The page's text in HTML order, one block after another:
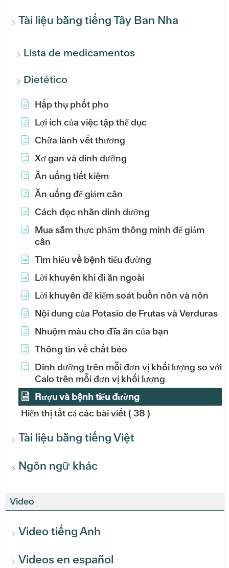
Tài liệu bằng tiếng Tây Ban Nha
Lista de medicamentos
Dietético
Hấp thụ phốt pho
Lợi ích của việc tập thể dục
Chữa lành vết thương
Xơ gan và dinh dưỡng
Ăn uống tiết kiệm
Ăn uống để giảm cân
Cách đọc nhãn dinh dưỡng
Mua sắm thực phẩm thông minh để giảm
cân
Tìm hiểu về bệnh tiểu đường
Lời khuyên khi đi ăn ngoài
Lời khuyên để kiểm soát buồn nôn và nôn
Nội dung của Potasio de Frutas và Verduras
Nhuộm màu cho đĩa ăn của bạn
Thông tin về chất béo
Dinh dưỡng trên mỗi đơn vị khối lượng so với
Calo trên mỗi đơn vị khối lượng
Rượu và bệnh tiểu đường
Hiển thị tất cả các bài viết( 38 )
Tài liệu bằng tiếng Việt
Ngôn ngữ khác
Video
Video tiếng Anh
Videos en español